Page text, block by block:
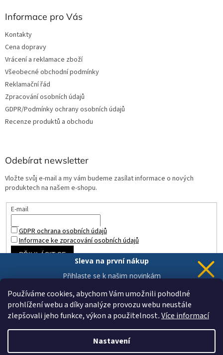
Používáme cookies, abychom Vám umožnili pohodlné
prohlížení webu a díky analýze provozu webu neustále
zlepšovali jeho funkce, výkon a použitelnost.Více informací
Nastavení
Informace pro Vás
Kontakty
Cena dopravy
Vrácení a reklamace zboží
Všeobecné obchodní podmínky
Reklamační řád
Zpracování osobních údajů
GDPR/Podmínky ochrany osobních údajů
Recenze produktů a obchodu
Odebírat newsletter
Vložte svůj e-mail a my vám budeme zasílat informace o nových
produktech na našem e-shopu.
E-mail
GDPR ochrana osobních údajů
Informace ke zpracování osobních údajů
PŘIHLÁSIT SE
Vytvořil Shoptet
Sleva na první nákup
Přihlaste se k našim novinkám
Chci novinky a slevu
Vaše data jsou u nás v bezpečí.